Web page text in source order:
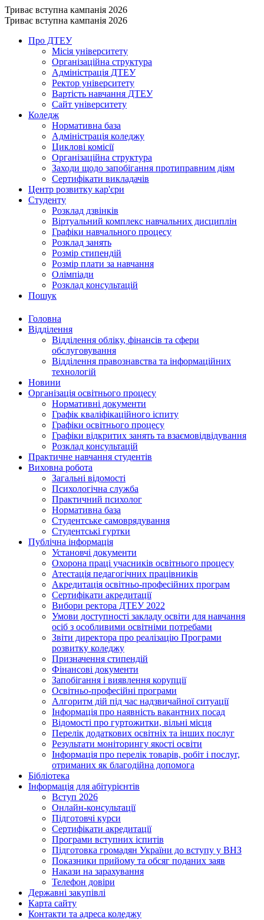
Триває вступна кампанія 2026
Триває вступна кампанія 2026
Про ДТЕУ
Місія університету
Організаційна структура
Адміністрація ДТЕУ
Ректор університету
Вартість навчання ДТЕУ
Сайт університету
Коледж
Нормативна база
Адміністрація коледжу
Циклові комісії
Організаційна структура
Заходи щодо запобігання протиправним діям
Сертифікати викладачів
Центр розвитку кар'єри
Студенту
Розклад дзвінків
Віртуальний комплекс навчальних дисциплін
Графіки навчального процесу
Розклад занять
Розмір стипендій
Розмір плати за навчання
Олімпіади
Розклад консультацій
Пошук
Головна
Відділення
Відділення обліку, фінансів та сфери
обслуговування
Відділення правознавства та інформаційних
технологій
Новини
Організація освітнього процесу
Нормативні документи
Графік кваліфікаційного іспиту
Графіки освітнього процесу
Графіки відкритих занять та взаємовідвідування
Розклад консультацій
Практичне навчання студентів
Виховна робота
Загальні відомості
Психологічна служба
Практичний психолог
Нормативна база
Студентське самоврядування
Студентські гуртки
Публічна інформація
Установчі документи
Охорона праці учасників освітнього процесу
Атестація педагогічних працівників
Акредитація освітньо-професійних програм
Сертифікати акредитації
Вибори ректора ДТЕУ 2022
Умови доступності закладу освіти для навчання
осіб з особливими освітніми потребами
Звіти директора про реалізацію Програми
розвитку коледжу
Призначення стипендій
Фінансові документи
Запобігання і виявлення корупції
Освітньо-професійні програми
Алгоритм дій під час надзвичайної ситуації
Інформація про наявність вакантних посад
Відомості про гуртожитки, вільні місця
Перелік додаткових освітніх та інших послуг
Результати моніторингу якості освіти
Інформація про перелік товарів, робіт і послуг,
отриманих як благодійна допомога
Бібліотека
Інформація для абітурієнтів
Вступ 2026
Онлайн-консультації
Підготовчі курси
Сертифікати акредитації
Програми вступних іспитів
Підготовка громадян України до вступу у ВНЗ
Показники прийому та обсяг поданих заяв
Накази на зарахування
Телефон довіри
Державні закупівлі
Карта сайту
Контакти та адреса коледжу